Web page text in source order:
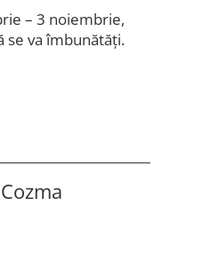
– 3 noiembrie,
se va îmbunătăți.